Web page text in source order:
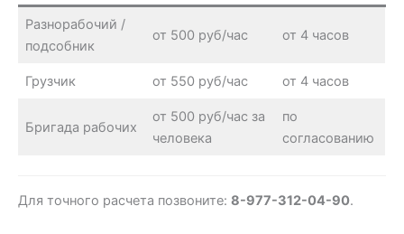
Разнорабочий /
подсобник
от 500 руб/час от 4 часов
Грузчик от 550 руб/час от 4 часов
Бригада рабочих
от 500 руб/час за
человека
по
согласованию
Для точного расчета позвоните: 8-977-312-04-90.